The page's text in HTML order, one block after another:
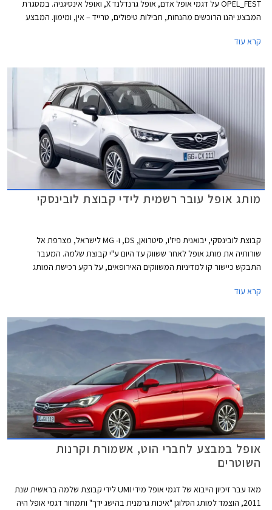
OPEL_FEST על דגמי אופל אדם, אופל גרנדלנד X, ואופל אינסיגניה. במסגרת
המבצע יהנו הרוכשים מהנחות, חבילות טיפולים, טרייד – אין, ומימון. המבצע
ראשון לציון, ירושלים, חיפה, ונצרת
קרא עוד
מותג אופל עובר רשמית לידי קבוצת לובינסקי
קבוצת לובינסקי, יבואנית פיז'ו, סיטרואן, DS, ו- MG לישראל, מצרפת אל
שורותיה את מותג אופל לאחר ששווק עד היום ע"י קבוצת שלמה. המעבר
התבקש כיישור קו למדיניות המשווקים האירופאים, על רקע רכישת המותג
קרא עוד
אופל במבצע לחברי הוט, אשמורת וקרנות
השוטרים
מאז עבר זיכיון הייבוא של דגמי אופל מידי UMI לידי קבוצת שלמה בראשית שנת
2011, הוצמד למותג הסלוגן "איכות גרמנית בהישג ידך" ותמחור דגמי אופל היה